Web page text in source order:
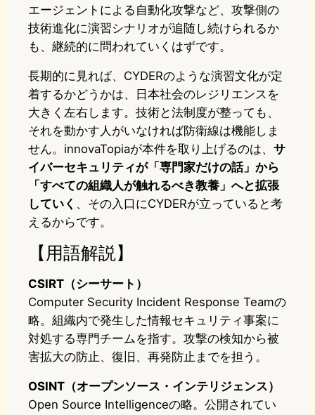
エージェントによる自動化攻撃など、攻撃側の
技術進化に演習シナリオが追随し続けられるか
も、継続的に問われていくはずです。
長期的に見れば、CYDERのような演習文化が定
着するかどうかは、日本社会のレジリエンスを
大きく左右します。技術と法制度が整っても、
それを動かす人がいなければ防衛線は機能しま
せん。innovaTopiaが本件を取り上げるのは、 サ
イバーセキュリティが「専門家だけの話」から
「すべての組織人が触れるべき教養」へと拡張
していく 、その入口にCYDERが立っていると考
えるからです。
【用語解説】
CSIRT（シーサート）
Computer Security Incident Response Teamの
略。組織内で発生した情報セキュリティ事案に
対処する専門チームを指す。攻撃の検知から被
害拡大の防止、復旧、再発防止までを担う。
OSINT（オープンソース・インテリジェンス）
Open Source Intelligenceの略。公開されてい